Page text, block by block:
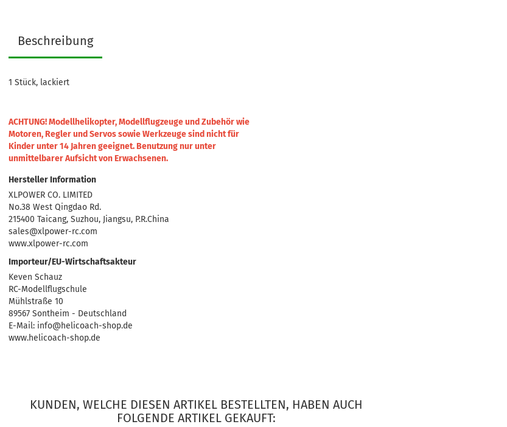
Beschreibung
1 Stück, lackiert
ACHTUNG! Modellhelikopter, Modellflugzeuge und Zubehör wie
Motoren, Regler und Servos sowie Werkzeuge sind nicht für
Kinder unter 14 Jahren geeignet. Benutzung nur unter
unmittelbarer Aufsicht von Erwachsenen.
Hersteller Information
XLPOWER CO. LIMITED
No.38 West Qingdao Rd.
215400 Taicang, Suzhou, Jiangsu, P.R.China
sales@xlpower-rc.com
www.xlpower-rc.com
Importeur/EU-Wirtschaftsakteur
Keven Schauz
RC-Modellflugschule
Mühlstraße 10
89567 Sontheim - Deutschland
E-Mail: info@helicoach-shop.de
www.helicoach-shop.de
KUNDEN, WELCHE DIESEN ARTIKEL BESTELLTEN, HABEN AUCH
FOLGENDE ARTIKEL GEKAUFT: